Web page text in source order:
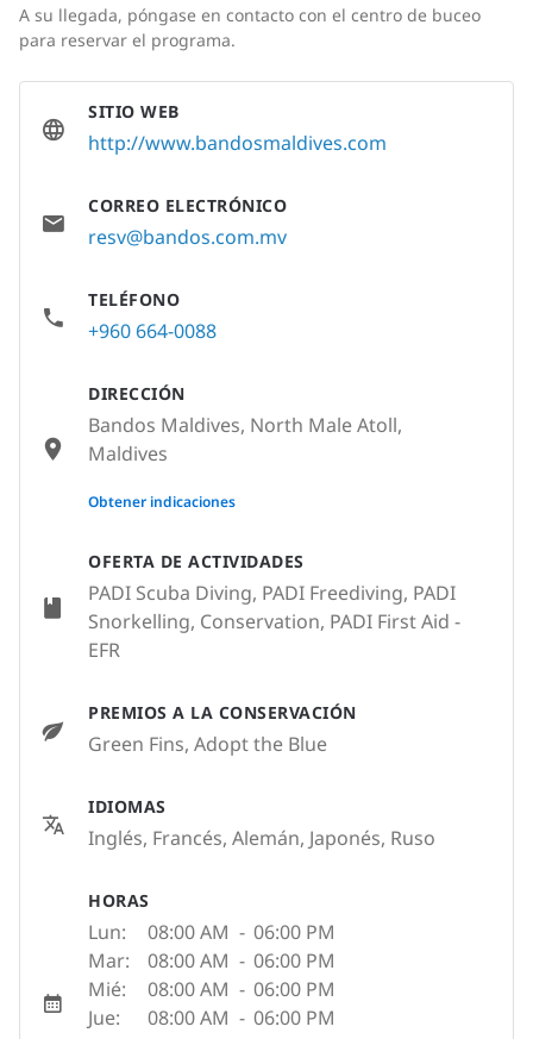
A su llegada, póngase en contacto con el centro de buceo
para reservar el programa.
OFERTA DE ACTIVIDADES
PADI Scuba Diving, PADI Freediving, PADI
Snorkelling, Conservation, PADI First Aid -
EFR
PREMIOS A LA CONSERVACIÓN
Green Fins, Adopt the Blue
IDIOMAS
Inglés, Francés, Alemán, Japonés, Ruso
HORAS
Lun: 08:00 AM - 06:00 PM
Mar:
08:00 AM - 06:00 PM
Mié:
08:00 AM - 06:00 PM
Jue:
08:00 AM - 06:00 PM
SITIO WEB
http://www.bandosmaldives.com
CORREO ELECTRÓNICO
resv@bandos.com.mv
TELÉFONO
+960 664-0088
DIRECCIÓN
Bandos Maldives, North Male Atoll,
Maldives
None
Obtener indicaciones